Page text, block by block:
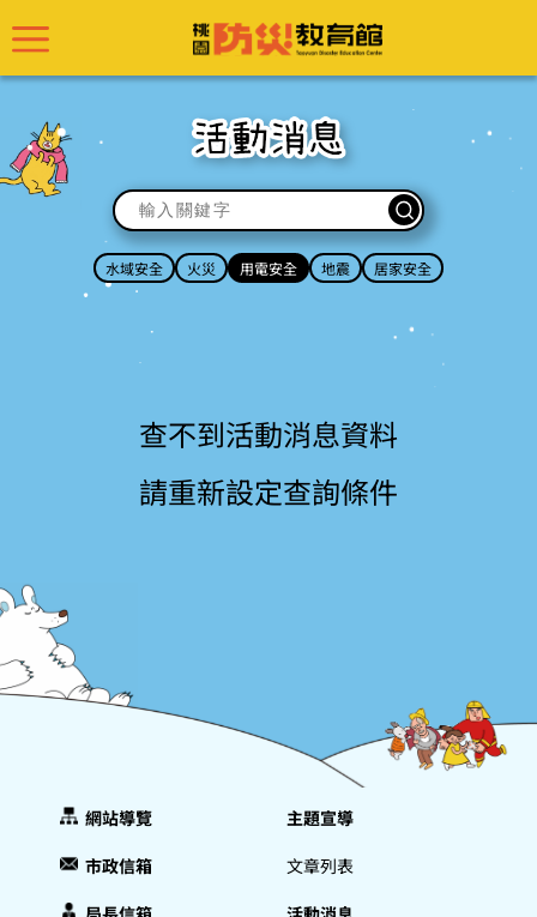
輸入關鍵字
水域安全 火災 用電安全 地震 居家安全
查不到活動消息資料
請重新設定查詢條件
網站導覽
市政信箱
主題宣導
文章列表